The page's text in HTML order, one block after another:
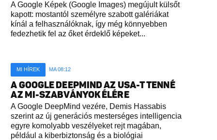
A Google Képek (Google Images) megújult külsőt
kapott: mostantól személyre szabott galériákat
kínál a felhasználóknak, így még könnyebben
fedezhetik fel az őket érdeklő képeket...
MI HÍREK MA 08:12
A GOOGLE DEEPMIND AZ USA-T TENNÉ
AZ MI-SZABVÁNYOK ÉLÉRE
A Google DeepMind vezére, Demis Hassabis
szerint az új generációs mesterséges intelligencia
egyre komolyabb veszélyeket rejt magában,
például a kiberbiztonság és a biológiai